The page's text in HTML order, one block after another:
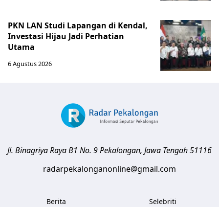
PKN LAN Studi Lapangan di Kendal,
Investasi Hijau Jadi Perhatian
Utama
6 Agustus 2026
Jl. Binagriya Raya B1 No. 9Pekalongan, Jawa Tengah51116
radarpekalonganonline@gmail.com
Berita
Selebriti